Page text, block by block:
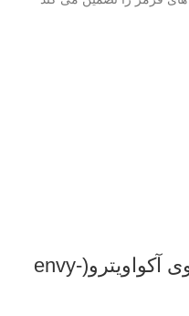
کود مایع و آمینو اسید انوی آکواویترو(envy-